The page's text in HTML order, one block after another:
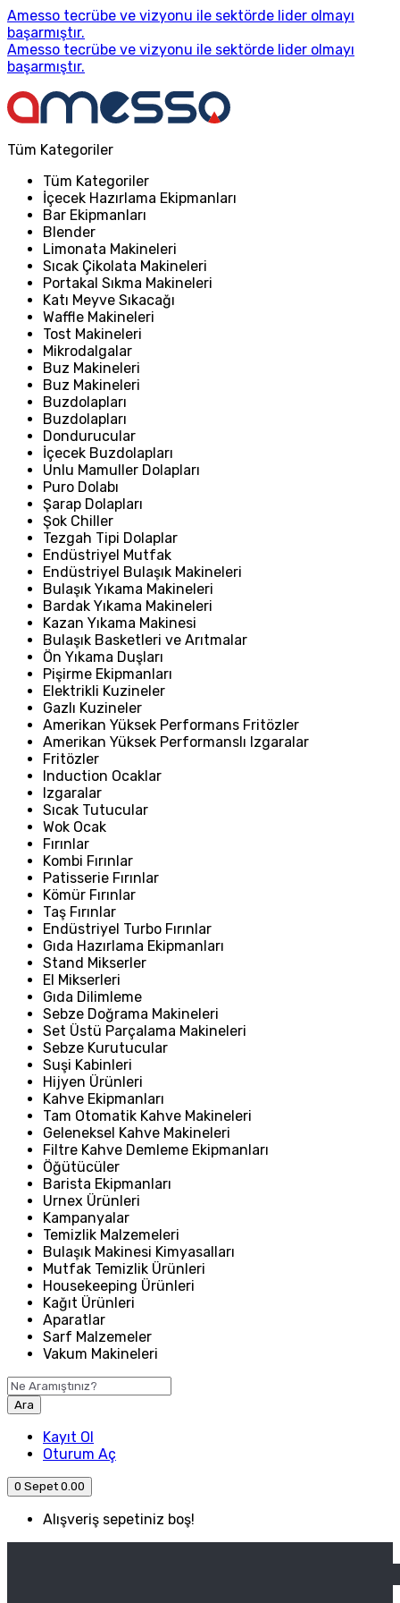
Amesso tecrübe ve vizyonu ile sektörde lider olmayı
başarmıştır.
Amesso tecrübe ve vizyonu ile sektörde lider olmayı
başarmıştır.
Tüm Kategoriler
Tüm Kategoriler
İçecek Hazırlama Ekipmanları
Bar Ekipmanları
Blender
Limonata Makineleri
Sıcak Çikolata Makineleri
Portakal Sıkma Makineleri
Katı Meyve Sıkacağı
Waffle Makineleri
Tost Makineleri
Mikrodalgalar
Buz Makineleri
Buz Makineleri
Buzdolapları
Buzdolapları
Dondurucular
İçecek Buzdolapları
Unlu Mamuller Dolapları
Puro Dolabı
Şarap Dolapları
Şok Chiller
Tezgah Tipi Dolaplar
Endüstriyel Mutfak
Endüstriyel Bulaşık Makineleri
Bulaşık Yıkama Makineleri
Bardak Yıkama Makineleri
Kazan Yıkama Makinesi
Bulaşık Basketleri ve Arıtmalar
Ön Yıkama Duşları
Pişirme Ekipmanları
Elektrikli Kuzineler
Gazlı Kuzineler
Amerikan Yüksek Performans Fritözler
Amerikan Yüksek Performanslı Izgaralar
Fritözler
Induction Ocaklar
Izgaralar
Sıcak Tutucular
Wok Ocak
Fırınlar
Kombi Fırınlar
Patisserie Fırınlar
Kömür Fırınlar
Taş Fırınlar
Endüstriyel Turbo Fırınlar
Gıda Hazırlama Ekipmanları
Stand Mikserler
El Mikserleri
Gıda Dilimleme
Sebze Doğrama Makineleri
Set Üstü Parçalama Makineleri
Sebze Kurutucular
Suşi Kabinleri
Hijyen Ürünleri
Kahve Ekipmanları
Tam Otomatik Kahve Makineleri
Geleneksel Kahve Makineleri
Filtre Kahve Demleme Ekipmanları
Öğütücüler
Barista Ekipmanları
Urnex Ürünleri
Kampanyalar
Temizlik Malzemeleri
Bulaşık Makinesi Kimyasalları
Mutfak Temizlik Ürünleri
Housekeeping Ürünleri
Kağıt Ürünleri
Aparatlar
Sarf Malzemeler
Vakum Makineleri
Ara
Kayıt Ol
Oturum Aç
0 Sepet 0.00
Alışveriş sepetiniz boş!